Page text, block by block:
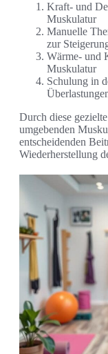
Kraft- und
Muskulatur
Manuelle
zur
Wärme- und
Muskulatur
Schulung in
Durch diese
umgebenden
entscheidenden
Wiederherstellung